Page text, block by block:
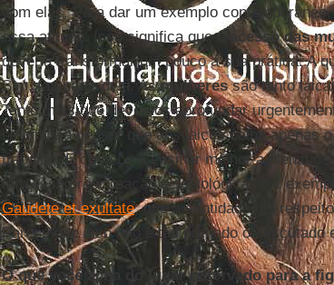
com elas. Para dar um exemplo
essa atitude. Isso significa que o
acesso das
deveria transformar um pouco a sua prática. A
Sim, faz parte dela. Asmulheressão tanto
Tanto mais que devemos aprofundar
se limite a pensar que aos laicos caiba apenas
trabalho. E comece a ensinar melhor a
tem essa preocupação eclesiológica. Por
Gaudete et exultate, que a santidade diz
Parece que isso não é tão pregado ou escutado
O que você acha do lugar reservado para a